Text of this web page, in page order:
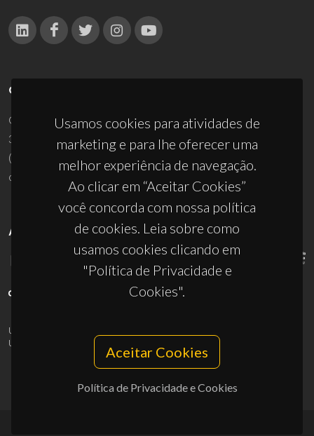
Usamos cookies para atividades de
marketing e para lhe oferecer uma
melhor experiência de navegação.
Ao clicar em “Aceitar Cookies”
você concorda com nossa política
de cookies. Leia sobre como
usamos cookies clicando em
"Política de Privacidade e
Cookies".
Aceitar Cookies
Política de Privacidade e Cookies
CONTACTOS
Campus Universitário de Santiago
3810-193 Aveiro - Portugal
(+351) 234 370 200
ciceco@ua.pt
APOIOS
UID/PRR/50011/2025
UID/PRR2/50011/2025
10.54499/UID/PRR2/50011/2025